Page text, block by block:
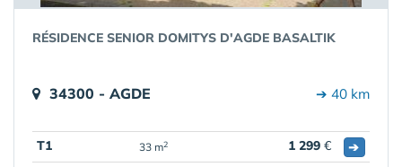
RÉSIDENCE SENIOR DOMITYS D'AGDE BASALTIK
34300 - AGDE ➔ 40 km
T1 33 m2 1 299 €
➔